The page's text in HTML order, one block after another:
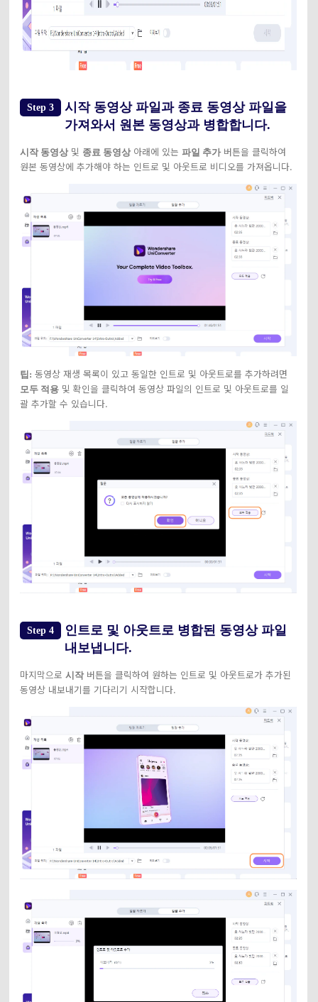
Step 3
시작 동영상 파일과 종료 동영상 파일을
가져와서 원본 동영상과 병합합니다.
시작 동영상및 종료 동영상아래에 있는 파일 추가버튼을 클릭하여
원본 동영상에 추가해야 하는 인트로 및 아웃트로 비디오를 가져옵니다.
팁: 동영상 재생 목록이 있고 동일한 인트로 및 아웃트로를 추가하려면
모두 적용및 확인을 클릭하여 동영상 파일의 인트로 및 아웃트로를 일
괄 추가할 수 있습니다.
Step 4
인트로 및 아웃트로 병합된 동영상 파일
내보냅니다.
마지막으로 시작버튼을 클릭하여 원하는 인트로 및 아웃트로가 추가된
동영상 내보내기를 기다리기 시작합니다.